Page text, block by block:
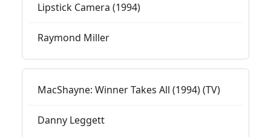
Lipstick Camera (1994)
Raymond Miller
MacShayne: Winner Takes All (1994) (TV)
Danny Leggett